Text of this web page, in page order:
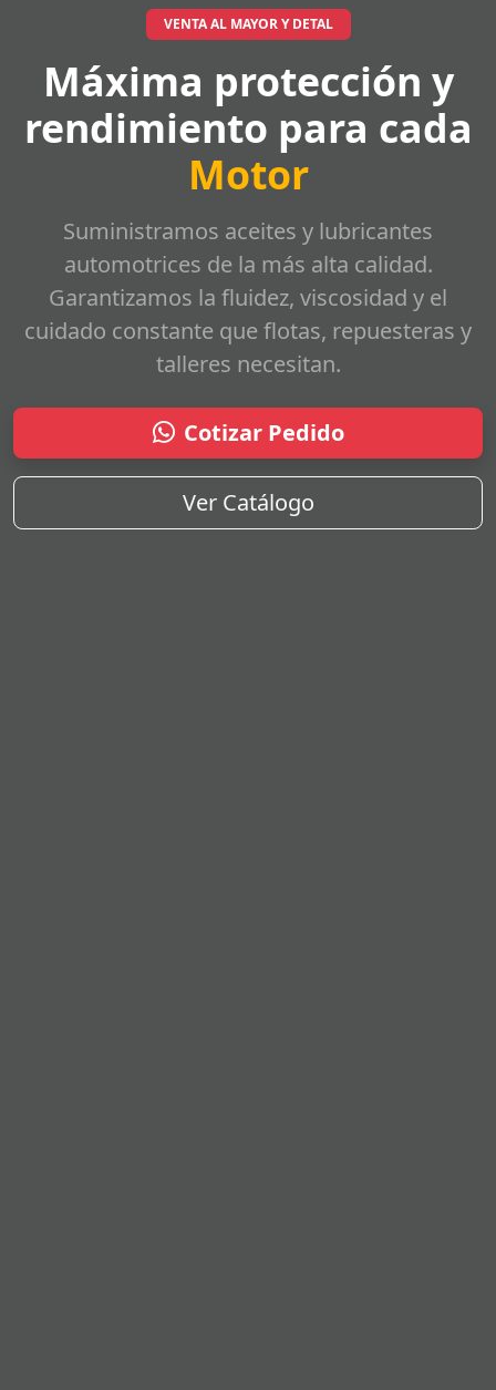
VENTA AL MAYOR Y DETAL
Máxima protección y
rendimiento para cada
Motor
Suministramos aceites y lubricantes
automotrices de la más alta calidad.
Garantizamos la fluidez, viscosidad y el
cuidado constante que flotas, repuesteras y
talleres necesitan.
Cotizar Pedido
Ver Catálogo